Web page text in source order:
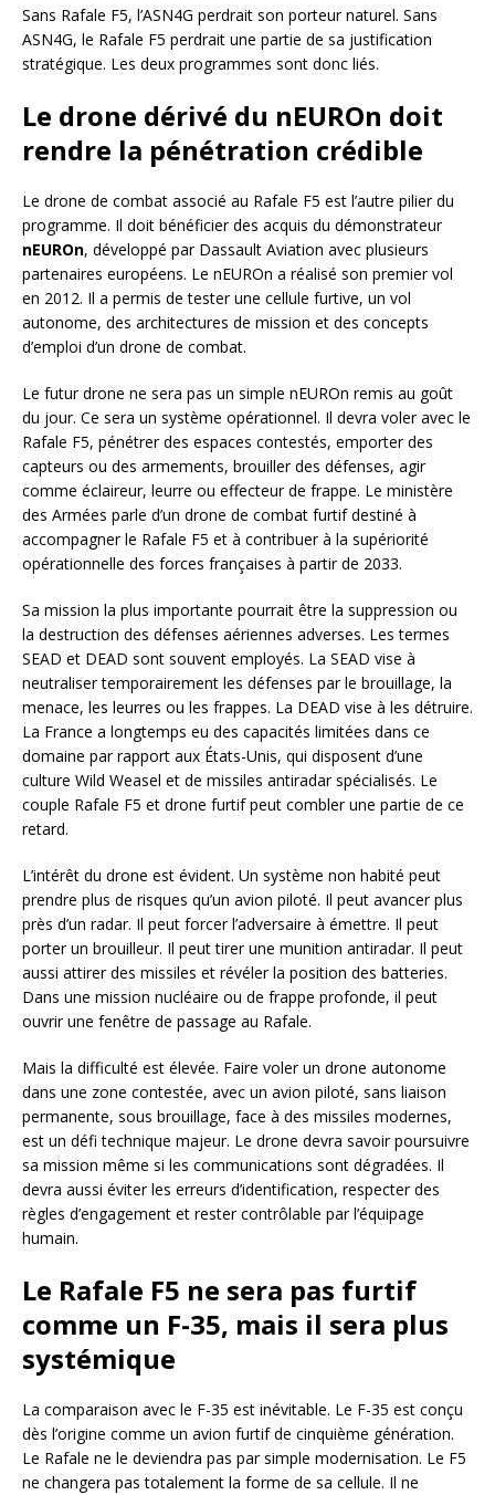
Sans Rafale F5, l’ASN4G perdrait son porteur naturel. Sans
ASN4G, le Rafale F5 perdrait une partie de sa justification
stratégique. Les deux programmes sont donc liés.
Le drone dérivé du nEUROn doit
rendre la pénétration crédible
Le drone de combat associé au Rafale F5 est l’autre pilier du
programme. Il doit bénéficier des acquis du démonstrateur
nEUROn, développé par Dassault Aviation avec plusieurs
partenaires européens. Le nEUROn a réalisé son premier vol
en 2012. Il a permis de tester une cellule furtive, un vol
autonome, des architectures de mission et des concepts
d’emploi d’un drone de combat.
Le futur drone ne sera pas un simple nEUROn remis au goût
du jour. Ce sera un système opérationnel. Il devra voler avec le
Rafale F5, pénétrer des espaces contestés, emporter des
capteurs ou des armements, brouiller des défenses, agir
comme éclaireur, leurre ou effecteur de frappe. Le ministère
des Armées parle d’un drone de combat furtif destiné à
accompagner le Rafale F5 et à contribuer à la supériorité
opérationnelle des forces françaises à partir de 2033.
Sa mission la plus importante pourrait être la suppression ou
la destruction des défenses aériennes adverses. Les termes
SEAD et DEAD sont souvent employés. La SEAD vise à
neutraliser temporairement les défenses par le brouillage, la
menace, les leurres ou les frappes. La DEAD vise à les détruire.
La France a longtemps eu des capacités limitées dans ce
domaine par rapport aux États-Unis, qui disposent d’une
culture Wild Weasel et de missiles antiradar spécialisés. Le
couple Rafale F5 et drone furtif peut combler une partie de ce
retard.
L’intérêt du drone est évident. Un système non habité peut
prendre plus de risques qu’un avion piloté. Il peut avancer plus
près d’un radar. Il peut forcer l’adversaire à émettre. Il peut
porter un brouilleur. Il peut tirer une munition antiradar. Il peut
aussi attirer des missiles et révéler la position des batteries.
Dans une mission nucléaire ou de frappe profonde, il peut
ouvrir une fenêtre de passage au Rafale.
Mais la difficulté est élevée. Faire voler un drone autonome
dans une zone contestée, avec un avion piloté, sans liaison
permanente, sous brouillage, face à des missiles modernes,
est un défi technique majeur. Le drone devra savoir poursuivre
sa mission même si les communications sont dégradées. Il
devra aussi éviter les erreurs d’identification, respecter des
règles d’engagement et rester contrôlable par l’équipage
humain.
Le Rafale F5 ne sera pas furtif
comme un F-35, mais il sera plus
systémique
La comparaison avec le F-35 est inévitable. Le F-35 est conçu
dès l’origine comme un avion furtif de cinquième génération.
Le Rafale ne le deviendra pas par simple modernisation. Le F5
ne changera pas totalement la forme de sa cellule. Il ne